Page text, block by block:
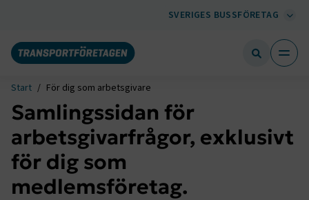
SVERIGES BUSSFÖRETAG
Start För dig som arbetsgivare
Samlingssidan för
arbetsgivarfrågor, exklusivt
för dig som
medlemsföretag.